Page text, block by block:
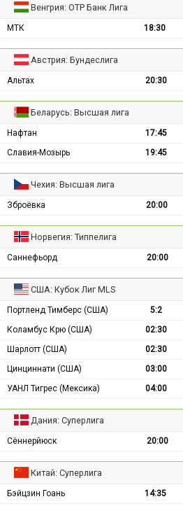
Венгрия: ОТР Банк Лига
МТК 18:30
Австрия: Бундеслига
Альтах 20:30
Беларусь: Высшая лига
Нафтан 17:45
Славия-Мозырь
19:45
Чехия: Высшая лига
Зброёвка 20:00
Норвегия: Типпелига
Саннефьорд 20:00
США: Кубок Лиг MLS
Портленд Тимберс (США) 5:2
Коламбус Крю (США)
02:30
Шарлотт (США)
02:30
Цинциннати (США)
03:00
УАНЛ Тигрес (Мексика)
04:00
Дания: Суперлига
Сённерйюск 20:00
Китай: Суперлига
Бэйцзин Гоань 14:35